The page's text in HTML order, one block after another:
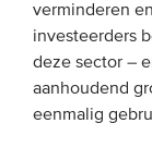
verminderen
investeerders
deze sector –
aanhoudend
eenmalig